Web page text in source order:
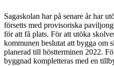
Sagaskolan har på senare år har
försetts med provisoriska
för att få plats. För att utöka
kommunen beslutat att bygga om
planerad till höstterminen 2022.
byggnad kompletteras med en